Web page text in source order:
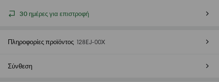
30 ημέρες για επιστροφή
Πληροφορίες προϊόντος 128EJ-00X
Σύνθεση